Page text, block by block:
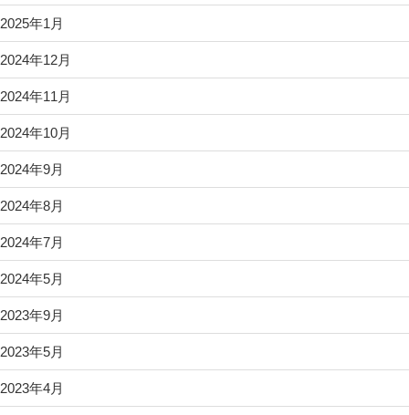
2025年1月
2024年12月
2024年11月
2024年10月
2024年9月
2024年8月
2024年7月
2024年5月
2023年9月
2023年5月
2023年4月